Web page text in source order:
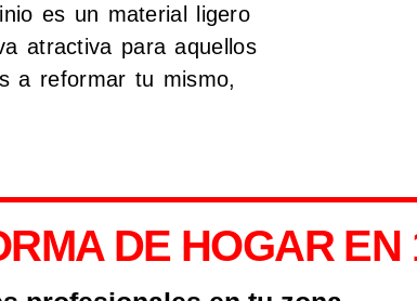
es un material ligero
atractiva para aquellos
a reformar tu mismo,
DE HOGAR EN